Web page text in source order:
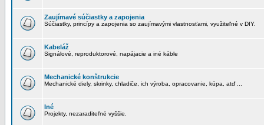
Zaujímavé súčiastky a zapojenia
Súčiastky, princípy a zapojenia so zaujímavými vlastnosťami, využiteľné v DIY.
Kabeláž
Signálové, reproduktorové, napájacie a iné káble
Mechanické konštrukcie
Mechanické diely, skrinky, chladiče, ich výroba, opracovanie, kúpa, atď ...
Iné
Projekty, nezaraditeľné vyššie.